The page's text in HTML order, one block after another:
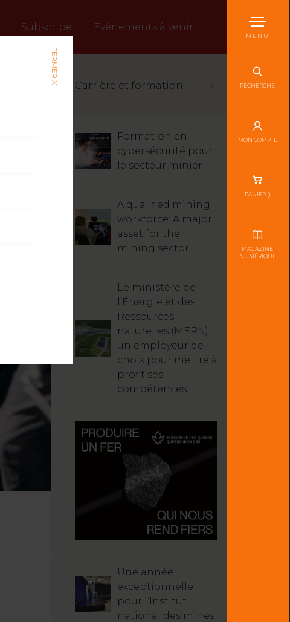
Subscribe Événements à venir
MENU
RECHERCHE
MON COMPTE
PANIER ()
MAGAZINE
NUMÉRIQUE
Carrière et formation
Formation en
cybersécurité pour
le secteur minier
A qualified mining
workforce: A major
asset for the
mining sector
Le ministère de
l’Énergie et des
Ressources
naturelles (MERN) :
un employeur de
choix pour mettre à
profit ses
compétences
Une année
exceptionnelle
pour l’Institut
national des mines
FERMER X